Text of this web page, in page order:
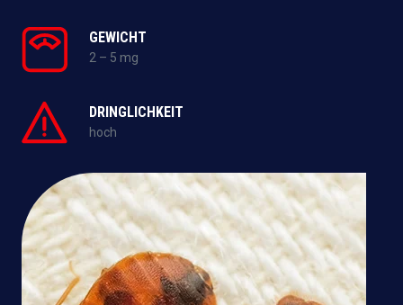
GEWICHT
2 – 5 mg
DRINGLICHKEIT
hoch